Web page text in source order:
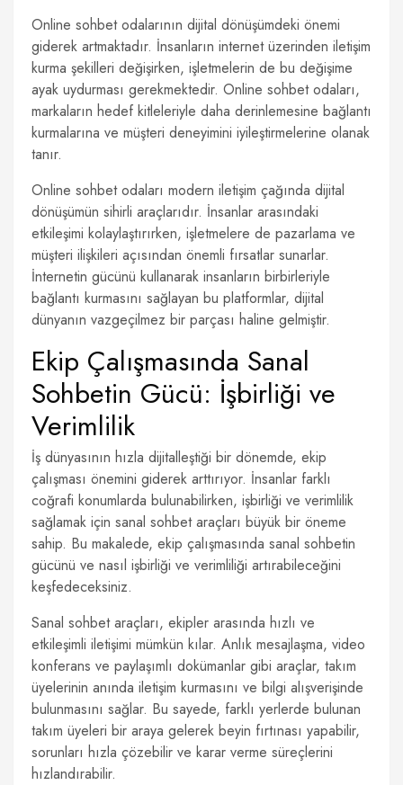
Online sohbet odalarının dijital dönüşümdeki önemi
giderek artmaktadır. İnsanların internet üzerinden iletişim
kurma şekilleri değişirken, işletmelerin de bu değişime
ayak uydurması gerekmektedir. Online sohbet odaları,
markaların hedef kitleleriyle daha derinlemesine bağlantı
kurmalarına ve müşteri deneyimini iyileştirmelerine olanak
tanır.
Online sohbet odaları modern iletişim çağında dijital
dönüşümün sihirli araçlarıdır. İnsanlar arasındaki
etkileşimi kolaylaştırırken, işletmelere de pazarlama ve
müşteri ilişkileri açısından önemli fırsatlar sunarlar.
İnternetin gücünü kullanarak insanların birbirleriyle
bağlantı kurmasını sağlayan bu platformlar, dijital
dünyanın vazgeçilmez bir parçası haline gelmiştir.
Ekip Çalışmasında Sanal
Sohbetin Gücü: İşbirliği ve
Verimlilik
İş dünyasının hızla dijitalleştiği bir dönemde, ekip
çalışması önemini giderek arttırıyor. İnsanlar farklı
coğrafi konumlarda bulunabilirken, işbirliği ve verimlilik
sağlamak için sanal sohbet araçları büyük bir öneme
sahip. Bu makalede, ekip çalışmasında sanal sohbetin
gücünü ve nasıl işbirliği ve verimliliği artırabileceğini
keşfedeceksiniz.
Sanal sohbet araçları, ekipler arasında hızlı ve
etkileşimli iletişimi mümkün kılar. Anlık mesajlaşma, video
konferans ve paylaşımlı dokümanlar gibi araçlar, takım
üyelerinin anında iletişim kurmasını ve bilgi alışverişinde
bulunmasını sağlar. Bu sayede, farklı yerlerde bulunan
takım üyeleri bir araya gelerek beyin fırtınası yapabilir,
sorunları hızla çözebilir ve karar verme süreçlerini
hızlandırabilir.